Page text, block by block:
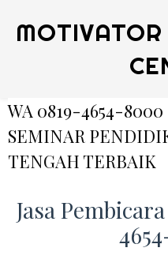
WA 0819-4654-
SEMINAR
TENGAH TERBAIK
Jasa